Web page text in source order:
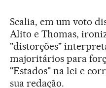
Scalia, em um voto
Alito e Thomas,
"distorções"
majoritários para
"Estados" na lei e
sua redação.